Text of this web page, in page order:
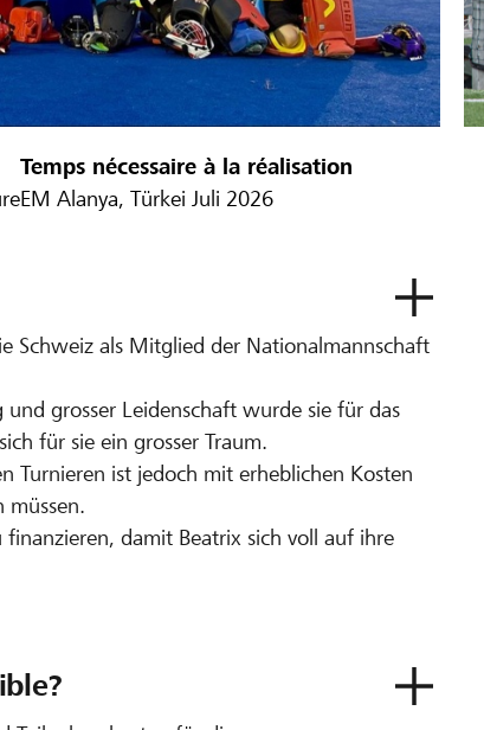
Temps nécessaire à la réalisation
EM Alanya, Türkei Juli 2026
Schweiz als Mitglied der Nationalmannschaft
grosser Leidenschaft wurde sie für das
für sie ein grosser Traum.
Turnieren ist jedoch mit erheblichen Kosten
müssen.
finanzieren, damit Beatrix sich voll auf ihre